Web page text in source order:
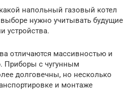
напольный газовый котел
нужно учитывать будущие
устройства.
отличаются массивностью и
с чугунным
долговечны, но несколько
и монтаже